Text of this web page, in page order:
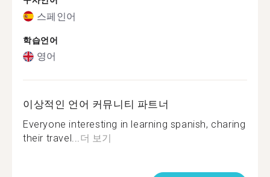
스페인어
학습언어
영어
이상적인 언어 커뮤니티 파트너
Everyone interesting in learning spanish, charing
their travel...더 보기